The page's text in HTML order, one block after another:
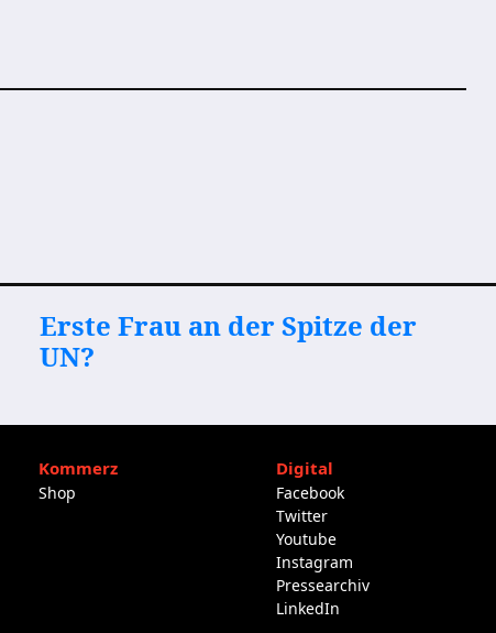
Erste Frau an der Spitze der
UN?
Kommerz
Shop
Digital
Facebook
Twitter
Youtube
Instagram
Pressearchiv
LinkedIn